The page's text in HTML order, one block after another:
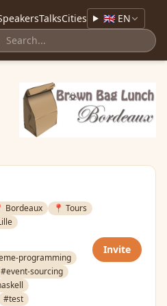
TalksCities 🇬🇧 EN
Bordeaux
📍 Tours
programming
#event-sourcing
#test
Invite